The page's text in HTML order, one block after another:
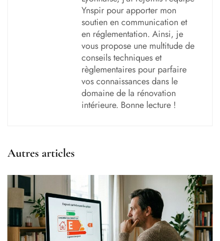
Ynspir pour apporter mon
soutien en communication et
en réglementation. Ainsi, je
vous propose une multitude de
conseils techniques et
règlementaires pour parfaire
vos connaissances dans le
domaine de la rénovation
intérieure. Bonne lecture !
Autres articles